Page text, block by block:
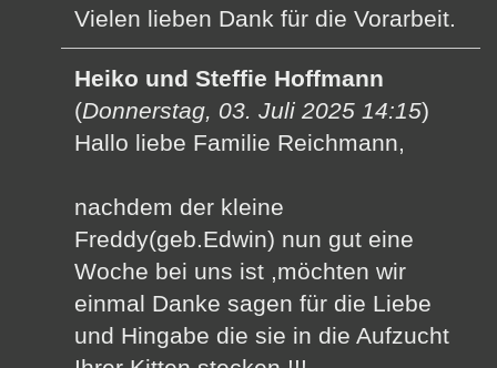
Vielen lieben Dank für die Vorarbeit.
Heiko und Steffie Hoffmann
(Donnerstag, 03. Juli 2025 14:15)
Hallo liebe Familie Reichmann,
nachdem der kleine
Freddy(geb.Edwin) nun gut eine
Woche bei uns ist ,möchten wir
einmal Danke sagen für die Liebe
und Hingabe die sie in die Aufzucht